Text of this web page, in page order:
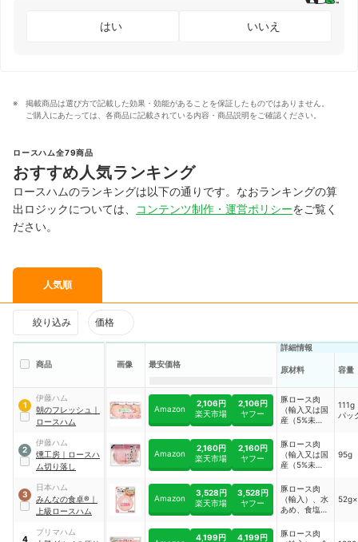
はい いいえ
掲載商品は選び方で記載した効果・効能があることを保証したものではありません。
ご購入にあたっては、各商品に記載されている内容・商品説明をご確認ください。
ロースハム全79商品
おすすめ人気ランキング
ロースハムのランキングは以下の通りです。なおランキングの算
出ロジックについては、
コンテンツ制作・運営ポリシーをご覧く
ださい。
人気順
絞り込み 価格
商品 画像 最安価格
詳細情報
原材料 容量
1
伊藤ハム
朝のフレッシュ ｜
ロースハム
Amazon
2,106円
楽天市場
2,106円
ヤフー
豚ロース肉
（輸入又は国
産（5%未
（水あめ、砂
糖）、卵たん
白、植物性た
ん白、食塩、
ークエキス調
味料／調味料
（有機酸
塩（Na）、
111g
パッ
2
伊藤ハム
燻工房 ｜ ロースハ
ム切り落し
Amazon
2,160円
楽天市場
2,160円
ヤフー
豚ロース肉
（輸入又は国
産（5%未
（水あめ、砂
糖）、食塩／
リン酸塩
（Na）、調
酸）、酸化防
95g
3
日本ハム
みんなの食卓® ｜
上級ロースハム
Amazon
3,528円
楽天市場
3,528円
ヤフー
豚ロース肉
（輸入）、水
あめ、食塩／
ａ）、調味料
（アミノ
4
プリマハム
4,199円
4,199円
豚ロース肉